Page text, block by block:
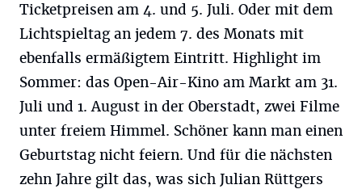
Ticketpreisen am 4. und 5. Juli. Oder mit dem
Lichtspieltag an jedem 7. des Monats mit
ebenfalls ermäßigtem Eintritt. Highlight im
Sommer: das Open-Air-Kino am Markt am 31.
Juli und 1. August in der Oberstadt, zwei Filme
unter freiem Himmel. Schöner kann man einen
Geburtstag nicht feiern. Und für die nächsten
zehn Jahre gilt das, was sich Julian Rüttgers